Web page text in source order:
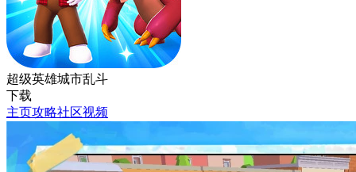
超级英雄城市乱斗
下载
主页攻略社区视频